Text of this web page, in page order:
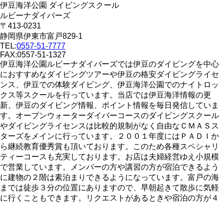
伊豆海洋公園 ダイビングスクール
ルビーナダイバーズ
〒413-0231
静岡県伊東市富戸829-1
TEL:0557-51-7777
FAX:0557-51-1327
伊豆海洋公園ルビーナダイバーズでは伊豆のダイビングを中心
におすすめなダイビングツアーや伊豆の格安ダイビングライセ
ンス、伊豆での体験ダイビング、伊豆海洋公園でのナイトロッ
クス等スクールを行っています。当店では伊豆海洋情報の更
新、伊豆のダイビング情報、ポイント情報を毎日発信していま
す。オープンウォーターダイバーコースのダイビングスクール
やダイビングライセンスは比較的規制がなく自由なＣＭＡＳス
ターズをメインに行っています。２００１年度にはＰＡＤＩか
ら継続教育優秀賞も頂いております。このため各種スペシャリ
ティーコースも充実しております。お店は夫婦経営ゆえ小規模
で営業しています。メンバーの方や講習の方が宿泊できるよう
に建物の２階は素泊まりできるようになっています。富戸の海
までは徒歩３分の位置にありますので、早朝起きて散歩に気軽
に行くこともできます。リクエストがあるときや宿泊の方が４